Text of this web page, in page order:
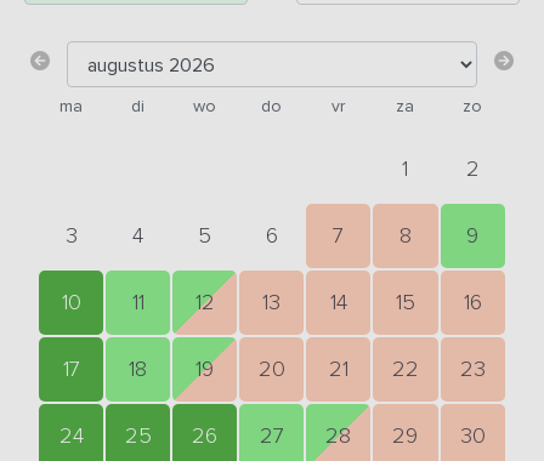
ma di wo do vr za zo
1 2
3 4 5 6 7 8 9
10 11 12 13 14 15 16
17 18 19 20 21 22 23
24 25 26 27 28 29 30